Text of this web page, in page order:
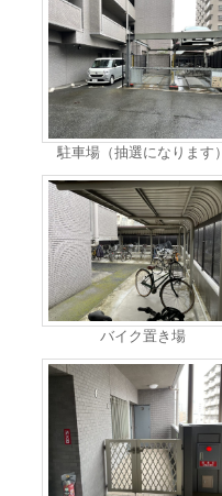
駐車場（抽選になります）
バイク置き場